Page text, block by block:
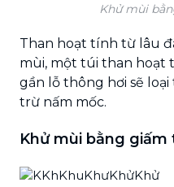
Khử mùi
Than hoạt tính từ lâu
mùi, một túi than hoạt
gần lỗ thông hơi sẽ
trừ nấm mốc.
Khử mùi bằng giấm